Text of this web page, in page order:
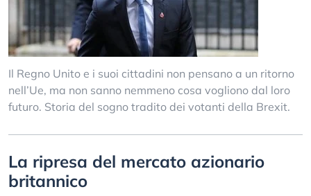
Il Regno Unito e i suoi cittadini non pensano a un ritorno
nell’Ue, ma non sanno nemmeno cosa vogliono dal loro
futuro. Storia del sogno tradito dei votanti della Brexit.
La ripresa del mercato azionario
britannico